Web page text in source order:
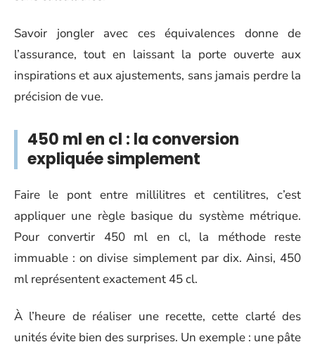
Savoir jongler avec ces équivalences donne de
l’assurance, tout en laissant la porte ouverte aux
inspirations et aux ajustements, sans jamais perdre la
précision de vue.
450 ml en cl : la conversion
expliquée simplement
Faire le pont entre millilitres et centilitres, c’est
appliquer une règle basique du système métrique.
Pour convertir 450 ml en cl, la méthode reste
immuable : on divise simplement par dix. Ainsi, 450
ml représentent exactement 45 cl.
À l’heure de réaliser une recette, cette clarté des
unités évite bien des surprises. Un exemple : une pâte